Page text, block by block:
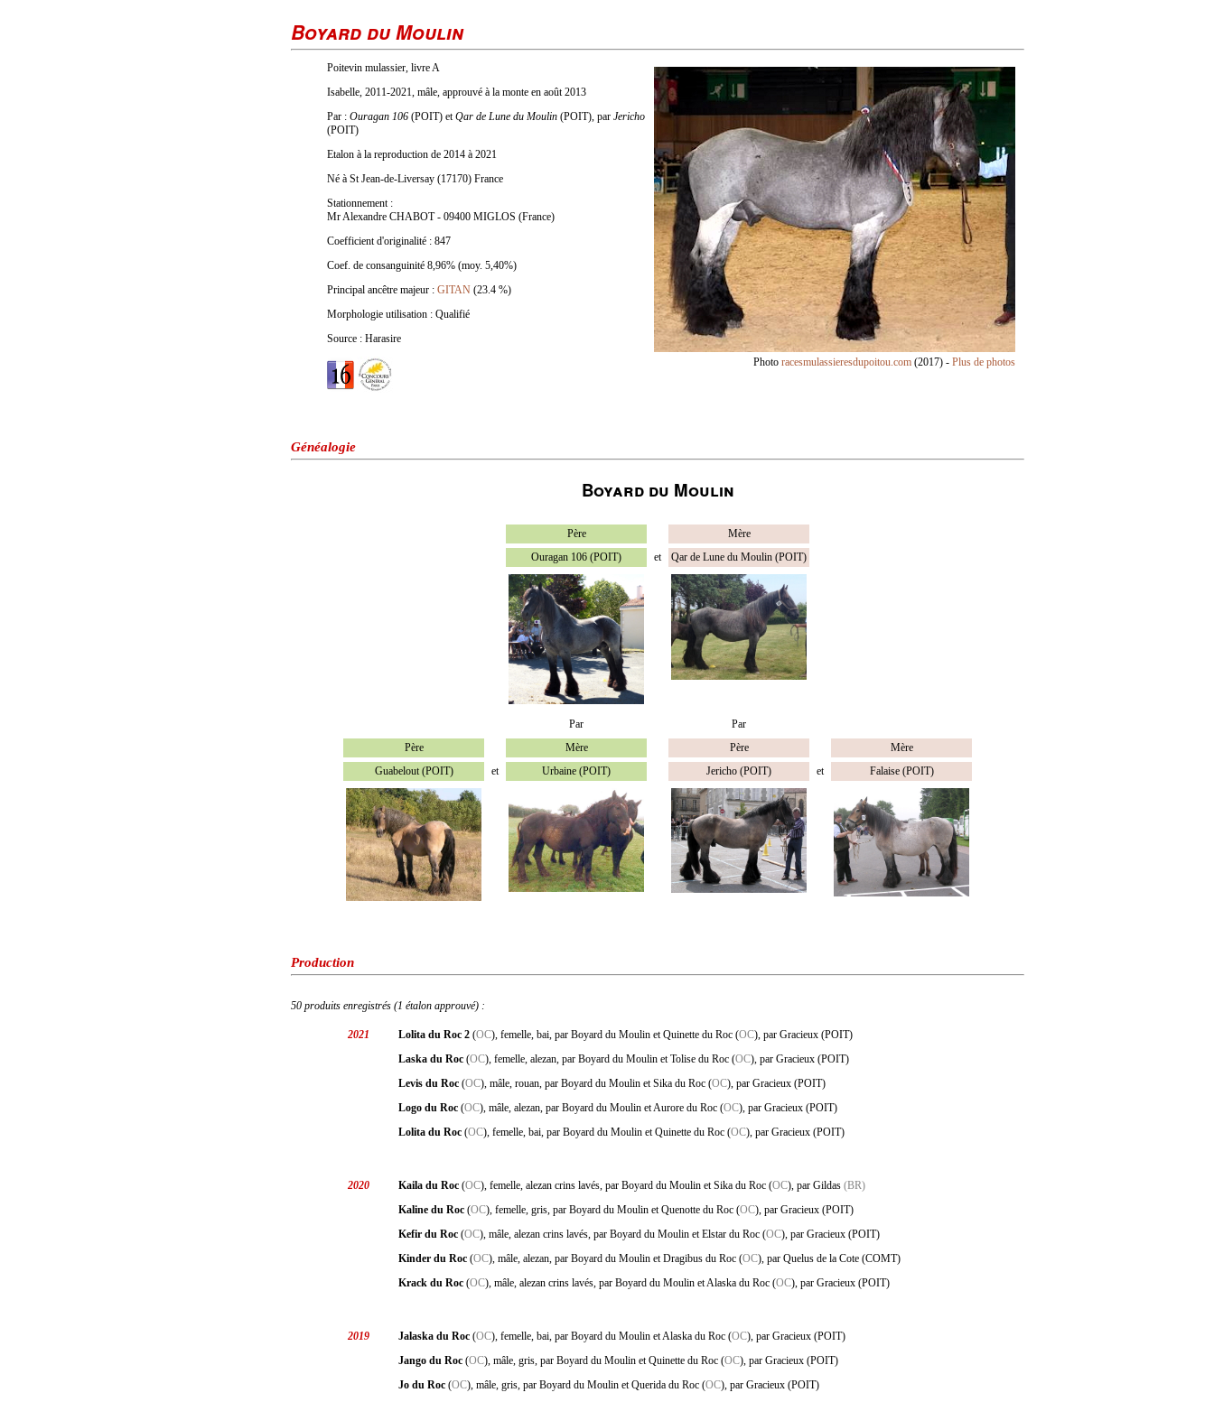
Boyard du Moulin
Photo racesmulassieresdupoitou.com (2017) - Plus de photos
Poitevin mulassier, livre A
Isabelle, 2011-2021, mâle, approuvé à la monte en août 2013
Par : Ouragan 106 (POIT) etQar de Lune du Moulin (POIT), par Jericho
(POIT)
Etalon à la reproduction de 2014 à 2021
Né à St Jean-de-Liversay (17170) France
Stationnement :
Mr Alexandre CHABOT - 09400 MIGLOS (France)
Coefficient d'originalité : 847
Coef. de consanguinité 8,96% (moy. 5,40%)
Principal ancêtre majeur : GITAN (23.4 %)
Morphologie utilisation : Qualifié
Source : Harasire
Généalogie
Boyard du Moulin
Père
Mère
Ouragan 106 (POIT)
et Qar de Lune du Moulin (POIT)
Par
Par
Père
Mère Père
Mère
Guabelout (POIT)
et Urbaine (POIT) Jericho (POIT) et Falaise (POIT)
Production
50 produits enregistrés (1 étalon approuvé) :
2021 Lolita du Roc 2 (OC), femelle, bai, par Boyard du Moulin et Quinette du Roc (OC), par Gracieux (POIT)
Laska du Roc (OC), femelle, alezan, par Boyard du Moulin et Tolise du Roc (OC), par Gracieux (POIT)
Levis du Roc (OC), mâle, rouan, par Boyard du Moulin et Sika du Roc (OC), par Gracieux (POIT)
Logo du Roc (OC), mâle, alezan, par Boyard du Moulin et Aurore du Roc (OC), par Gracieux (POIT)
Lolita du Roc (OC), femelle, bai, par Boyard du Moulin et Quinette du Roc (OC), par Gracieux (POIT)
2020 Kaila du Roc (OC), femelle, alezan crins lavés, par Boyard du Moulin et Sika du Roc (OC), par Gildas (BR)
Kaline du Roc (OC), femelle, gris, par Boyard du Moulin et Quenotte du Roc (OC), par Gracieux (POIT)
Kefir du Roc (OC), mâle, alezan crins lavés, par Boyard du Moulin et Elstar du Roc (OC), par Gracieux (POIT)
Kinder du Roc (OC), mâle, alezan, par Boyard du Moulin et Dragibus du Roc (OC), par Quelus de la Cote (COMT)
Krack du Roc (OC), mâle, alezan crins lavés, par Boyard du Moulin et Alaska du Roc (OC), par Gracieux (POIT)
2019 Jalaska du Roc (OC), femelle, bai, par Boyard du Moulin et Alaska du Roc (OC), par Gracieux (POIT)
Jango du Roc (OC), mâle, gris, par Boyard du Moulin et Quinette du Roc (OC), par Gracieux (POIT)
Jo du Roc (OC), mâle, gris, par Boyard du Moulin et Querida du Roc (OC), par Gracieux (POIT)